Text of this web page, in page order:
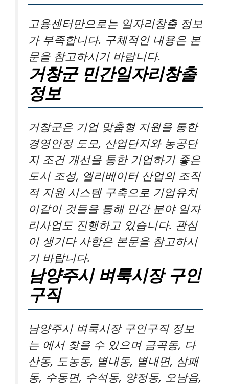
고용센터만으로는 일자리창출 정보
가 부족합니다. 구체적인 내용은 본
문을 참고하시기 바랍니다.
거창군 민간일자리창출
정보
거창군은 기업 맞춤형 지원을 통한
경영안정 도모, 산업단지와 농공단
지 조건 개선을 통한 기업하기 좋은
도시 조성, 엘리베이터 산업의 조직
적 지원 시스템 구축으로 기업유치
이같이 것들을 통해 민간 분야 일자
리사업도 진행하고 있습니다. 관심
이 생기다 사항은 본문을 참고하시
기 바랍니다.
남양주시 벼룩시장 구인
구직
남양주시 벼룩시장 구인구직 정보
는 에서 찾을 수 있으며 금곡동, 다
산동, 도농동, 별내동, 별내면, 삼패
동, 수동면, 수석동, 양정동, 오남읍,